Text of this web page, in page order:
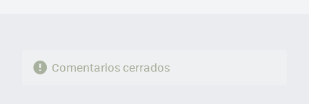
Comentarios cerrados